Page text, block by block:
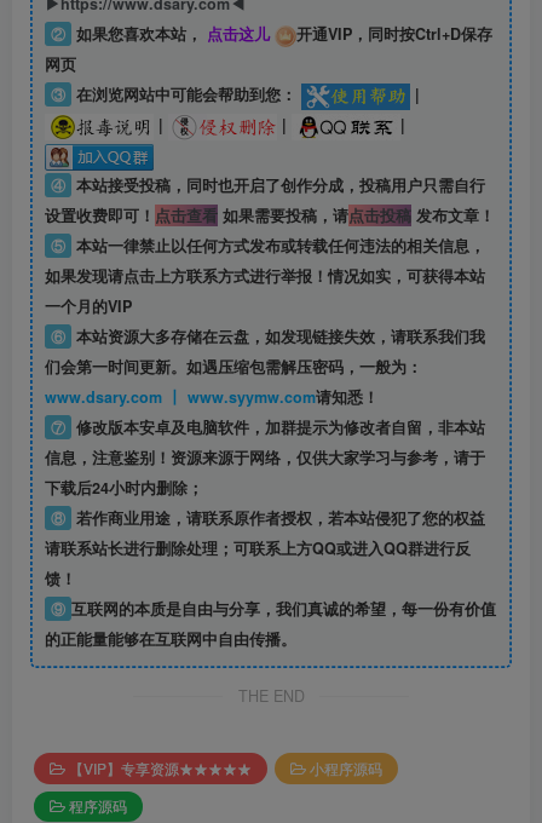
② 如果您喜欢本站， 点击这儿
开通VIP，同时按Ctrl+D保存
网页
③ 在浏览网站中可能会帮助到您：
|
|
| |
④ 本站接受投稿，同时也开启了创作分成，投稿用户只需自行
设置收费即可！ 点击查看如果需要投稿，请点击投稿发布文章！
⑤ 本站一律禁止以任何方式发布或转载任何违法的相关信息，
如果发现请点击上方联系方式进行举报！情况如实，可获得本站
一个月的VIP
⑥ 本站资源大多存储在云盘，如发现链接失效，请联系我们我
们会第一时间更新。如遇压缩包需解压密码，一般为：
www.dsary.com 丨 www.syymw.com请知悉！
⑦ 修改版本安卓及电脑软件，加群提示为修改者自留， 非本站
信息，注意鉴别！资源来源于网络，仅供大家学习与参考，请于
下载后24小时内删除；
⑧ 若作商业用途，请联系原作者授权，若本站侵犯了您的权益
请联系站长进行删除处理；可联系上方QQ或进入QQ群进行反
馈！
⑨ 互联网的本质是自由与分享，我们真诚的希望，每一份有价值
的正能量能够在互联网中自由传播。
THE END
【VIP】专享资源★★★★★
小程序源码
程序源码